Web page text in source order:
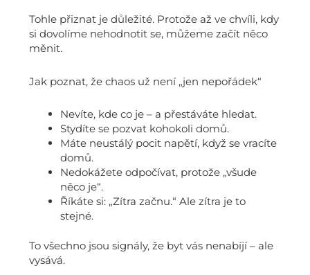
Tohle přiznat je důležité. Protože až ve chvíli, kdy
si dovolíme nehodnotit se, můžeme začít něco
měnit.
Jak poznat, že chaos už není „jen nepořádek“
Nevíte, kde co je – a přestáváte hledat.
Stydíte se pozvat kohokoli domů.
Máte neustálý pocit napětí, když se vracíte
domů.
Nedokážete odpočívat, protože „všude
něco je“.
Říkáte si: „Zítra začnu.“ Ale zítra je to
stejné.
To všechno jsou signály, že byt vás nenabíjí – ale
vysává.